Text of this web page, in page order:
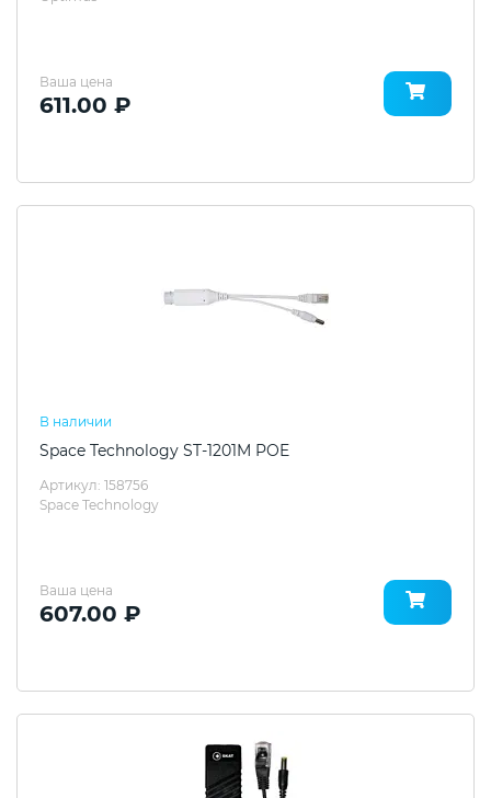
Ваша цена
611.00 ₽
В наличии
Space Technology ST-1201M POE
Артикул: 158756
Space Technology
Ваша цена
607.00 ₽